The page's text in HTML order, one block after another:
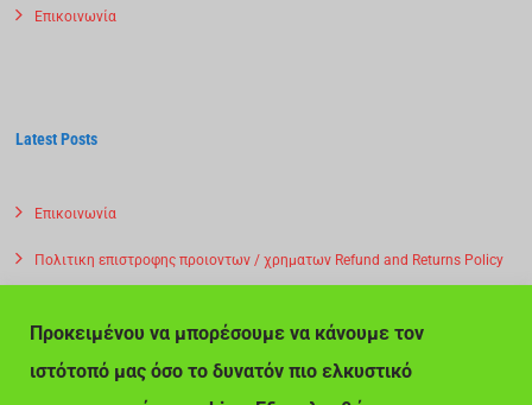
Επικοινωνία
Latest Posts
Επικοινωνία
Πολιτικη επιστροφης προιοντων / χρηματων Refund and Returns Policy
Προκειμένου να μπορέσουμε να κάνουμε τον
ιστότοπό μας όσο το δυνατόν πιο ελκυστικό